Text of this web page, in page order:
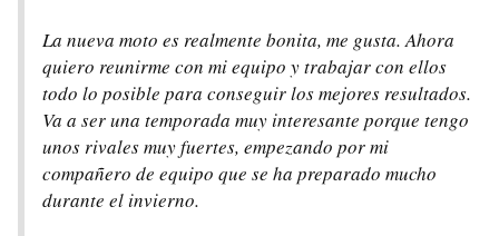
La nueva moto es realmente bonita, me gusta. Ahora
quiero reunirme con mi equipo y trabajar con ellos
todo lo posible para conseguir los mejores resultados.
Va a ser una temporada muy interesante porque tengo
unos rivales muy fuertes, empezando por mi
compañero de equipo que se ha preparado mucho
durante el invierno.